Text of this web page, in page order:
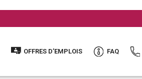
OFFRES D’EMPLOIS FAQ